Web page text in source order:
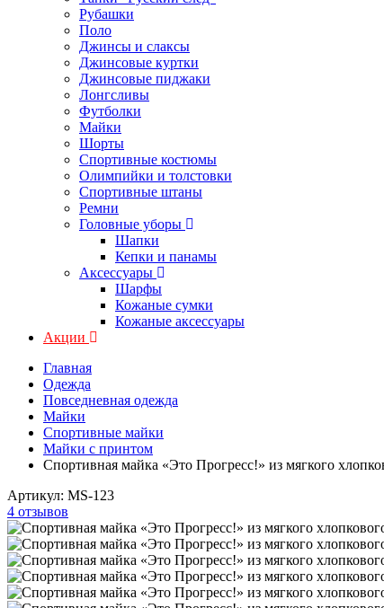
Рубашки
Поло
Джинсы и слаксы
Джинсовые куртки
Джинсовые пиджаки
Лонгсливы
Футболки
Майки
Шорты
Спортивные костюмы
Олимпийки и толстовки
Спортивные штаны
Ремни
Головные уборы
Шапки
Кепки и панамы
Аксессуары
Шарфы
Кожаные сумки
Кожаные аксессуары
Акции
Главная
Одежда
Повседневная одежда
Майки
Спортивные майки
Майки с принтом
Спортивная майка «Это Прогресс!» из мягкого
Артикул: MS-123
4 отзывов